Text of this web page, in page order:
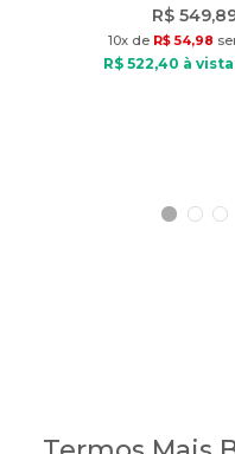
R$ 549,
10x de R$ 54,98
R$ 522,40 à